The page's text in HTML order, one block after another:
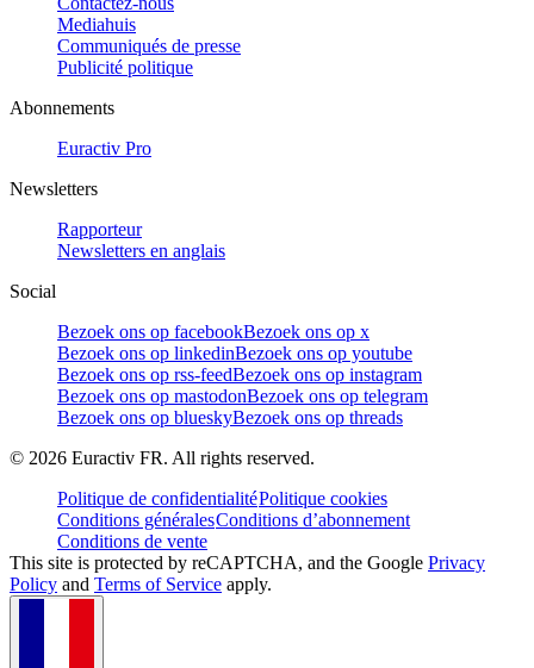
Mediahuis
Communiqués de presse
Publicité politique
Abonnements
Euractiv Pro
Newsletters
Rapporteur
Newsletters en anglais
Social
Bezoek ons op facebookBezoek ons op x
Bezoek ons op linkedinBezoek ons op youtube
Bezoek ons op rss-feedBezoek ons op instagram
Bezoek ons op mastodonBezoek ons op telegram
Bezoek ons op blueskyBezoek ons op threads
© 2026 Euractiv FR. All rights reserved.
Politique de confidentialitéPolitique cookies
Conditions généralesConditions d’abonnement
Conditions de vente
This site is protected by reCAPTCHA, and the Google Privacy
Policy and Terms of Service apply.